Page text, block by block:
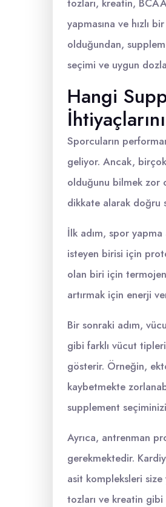
tozları, kreatin,
yapmasına ve hızlı
olduğundan,
seçimi ve uygun
Hangi
Sporcuların
geliyor. Ancak,
olduğunu bilmek zor
dikkate alarak doğru
İlk adım, spor
isteyen birisi için
olan biri için
artırmak için enerji
Bir sonraki adım,
gibi farklı vücut
gösterir. Örneğin,
kaybetmekte
supplement
Ayrıca, antrenman
gerekmektedir.
asit kompleksleri size
tozları ve kreatin gibi